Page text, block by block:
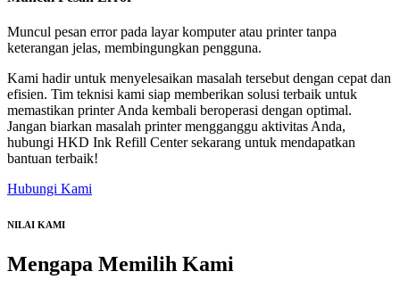
Muncul pesan error pada layar komputer atau printer tanpa
keterangan jelas, membingungkan pengguna.
Kami hadir untuk menyelesaikan masalah tersebut dengan cepat dan
efisien. Tim teknisi kami siap memberikan solusi terbaik untuk
memastikan printer Anda kembali beroperasi dengan optimal.
Jangan biarkan masalah printer mengganggu aktivitas Anda,
hubungi HKD Ink Refill Center sekarang untuk mendapatkan
bantuan terbaik!
Hubungi Kami
NILAI KAMI
Mengapa Memilih Kami